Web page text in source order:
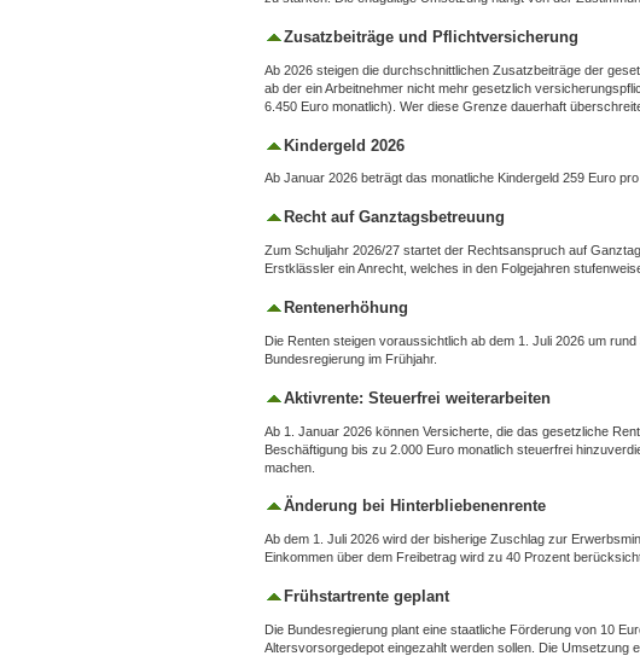
Zusatzbeiträge und Pflichtversicherung
Ab 2026 steigen die durchschnittlichen Zusatzbeiträge der
ab der ein Arbeitnehmer nicht mehr gesetzlich
6.450 Euro monatlich). Wer diese Grenze dauerhaft
Kindergeld 2026
Ab Januar 2026 beträgt das monatliche Kindergeld 259 Euro
Recht auf Ganztagsbetreuung
Zum Schuljahr 2026/27 startet der Rechtsanspruch auf
Erstklässler ein Anrecht, welches in den Folgejahren
Rentenerhöhung
Die Renten steigen voraussichtlich ab dem 1. Juli 2026 um
Bundesregierung im Frühjahr.
Aktivrente: Steuerfrei weiterarbeiten
Ab 1. Januar 2026 können Versicherte, die das gesetzliche
Beschäftigung bis zu 2.000 Euro monatlich steuerfrei
machen.
Änderung bei Hinterbliebenenrente
Ab dem 1. Juli 2026 wird der bisherige Zuschlag zur
Einkommen über dem Freibetrag wird zu 40 Prozent
Frühstartrente geplant
Die Bundesregierung plant eine staatliche Förderung von 10
Altersvorsorgedepot eingezahlt werden sollen. Die Umsetzung